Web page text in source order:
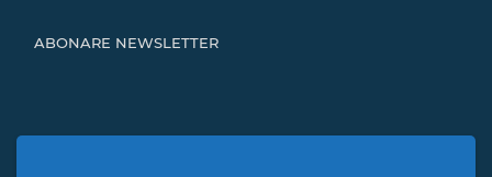
ABONARE NEWSLETTER